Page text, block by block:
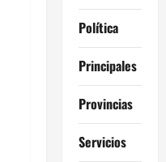
Política
Principales
Provincias
Servicios